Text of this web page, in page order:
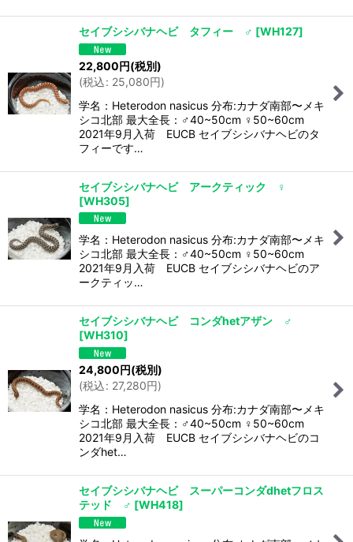
セイブシシバナヘビ タフィー ♂ [WH127]
22,800円(税別)
(税込: 25,080円)
学名：Heterodon nasicus 分布:カナダ南部〜メキ
シコ北部 最大全長：♂40~50cm ♀50~60cm
2021年9月入荷 EUCB セイブシシバナヘビのタ
フィーです…
セイブシシバナヘビ アークティック ♀
[WH305]
学名：Heterodon nasicus 分布:カナダ南部〜メキ
シコ北部 最大全長：♂40~50cm ♀50~60cm
2021年9月入荷 EUCB セイブシシバナヘビのア
ークティッ…
セイブシシバナヘビ コンダhetアザン ♂
[WH310]
24,800円(税別)
(税込: 27,280円)
学名：Heterodon nasicus 分布:カナダ南部〜メキ
シコ北部 最大全長：♂40~50cm ♀50~60cm
2021年9月入荷 EUCB セイブシシバナヘビのコ
ンダhet…
セイブシシバナヘビ スーパーコンダdhetフロス
テッド ♂ [WH418]